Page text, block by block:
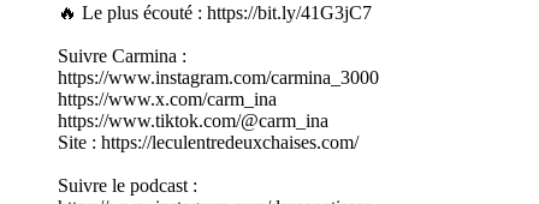
🔥 Le plus écouté : https://bit.ly/41G3jC7
Suivre Carmina :
https://www.instagram.com/carmina_3000
https://www.x.com/carm_ina
https://www.tiktok.com/@carm_ina
Site : https://leculentredeuxchaises.com/
Suivre le podcast :